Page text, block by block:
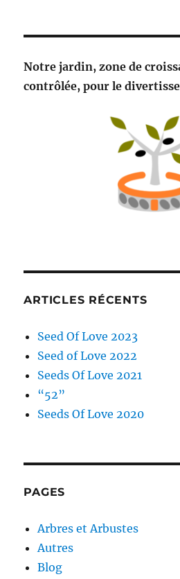
Notre jardin, zone de
contrôlée, pour le
ARTICLES RÉCENTS
Seed Of Love 2023
Seed of Love 2022
Seeds Of Love 2021
“52”
Seeds Of Love 2020
PAGES
Arbres et Arbustes
Autres
Blog